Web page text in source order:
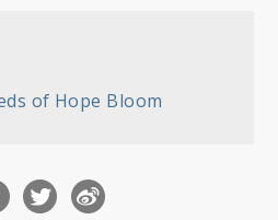
of Hope Bloom